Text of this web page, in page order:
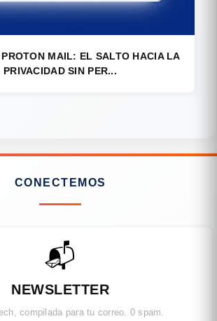
MAIL: EL SALTO HACIA LA
PRIVACIDAD SIN PER...
CONECTEMOS
📬
NEWSLETTER
compilada para tu correo. 0 spam.